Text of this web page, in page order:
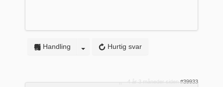
Hurtig svar
Handling
4 år 3 måneder siden #39933